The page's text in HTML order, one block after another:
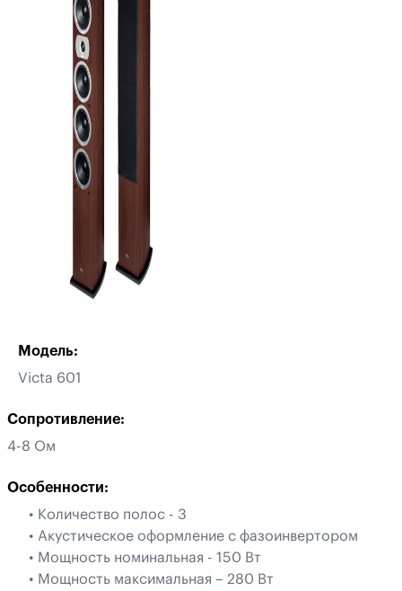
Модель:
Victa 601
Сопротивление:
4-8 Ом
Особенности:
• Количество полос - 3
• Акустическое оформление с фазоинвертором
• Мощность номинальная - 150 Вт
• Мощность максимальная – 280 Вт